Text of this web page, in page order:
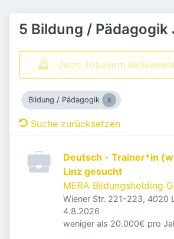
5 Bildung / Pädagogik
Jetzt Jobalarm aktivieren!
Bildung / Pädagogik
Suche zurücksetzen
Deutsch - Trainer*in
Linz gesucht
MERA Bildungsholding
Wiener Str. 221-223, 4020
Österreich
Veröffentlicht
4.8.2026
weniger als 20.000€ pro